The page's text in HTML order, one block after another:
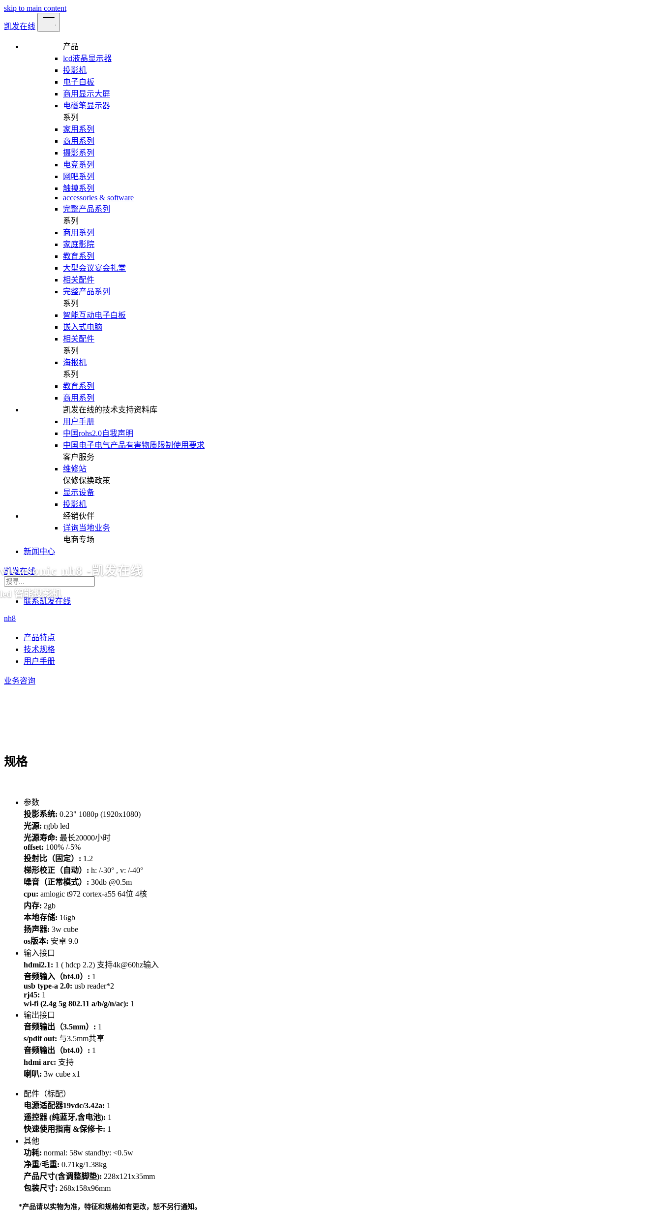
skip to main content
凯发在线
产品
lcd液晶显示器
投影机
电子白板
商用显示大屏
电磁笔显示器
系列
家用系列
商用系列
摄影系列
电竞系列
网吧系列
触摸系列
accessories & software
完整产品系列
系列
商用系列
家庭影院
教育系列
大型会议宴会礼堂
相关配件
完整产品系列
系列
智能互动电子白板
嵌入式电脑
相关配件
系列
海报机
系列
教育系列
商用系列
viewsonic nh8 -凯发在线
led 智能投影机
凯发在线的技术支持资料库
用户手册
中国rohs2.0自我声明
中国电子电气产品有害物质限制使用要求
客户服务
维修站
保修保换政策
显示设备
投影机
经销伙伴
详询当地业务
电商专场
新闻中心
凯发在线
联系凯发在线
nh8
产品特点
技术规格
用户手册
业务咨询
规格
参数
投影系统: 0.23" 1080p (1920x1080)
光源: rgbb led
光源寿命: 最长20000小时
offset: 100% /-5%
投射比（固定）: 1.2
梯形校正（自动）: h: /-30° , v: /-40°
噪音（正常模式）: 30db @0.5m
cpu: amlogic t972 cortex-a55 64位 4核
内存: 2gb
本地存储: 16gb
扬声器: 3w cube
os版本: 安卓 9.0
输入接口
hdmi2.1: 1 ( hdcp 2.2) 支持4k@60hz输入
音频输入（bt4.0）: 1
usb type-a 2.0: usb reader*2
rj45: 1
wi-fi (2.4g 5g 802.11 a/b/g/n/ac): 1
输出接口
音频输出（3.5mm）: 1
s/pdif out: 与3.5mm共享
音频输出（bt4.0）: 1
hdmi arc: 支持
喇叭: 3w cube x1
配件（标配）
电源适配器19vdc/3.42a: 1
遥控器 (纯蓝牙,含电池): 1
快速使用指南 &保修卡: 1
其他
功耗: normal: 58w standby: <0.5w
净重/毛重: 0.71kg/1.38kg
产品尺寸(含调整脚垫): 228x121x35mm
包装尺寸: 268x158x96mm
*产品请以实物为准，特征和规格如有更改，恕不另行通知。